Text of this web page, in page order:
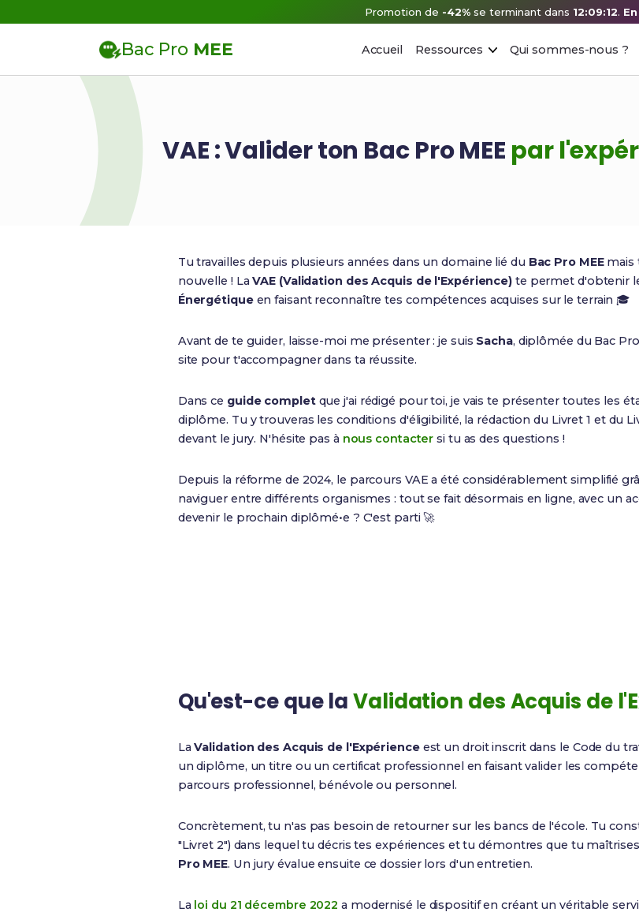
Promotion de-42% se terminant dans12:09:11.
Bac Pro MEE Accueil Ressources Qui sommes-nous ?
VAE : Valider ton Bac Pro MEE par
Tu travailles depuis plusieurs années dans un domaine lié du Bac Pro MEEmais
nouvelle ! LaVAE (Validation des Acquis de l'Expérience) te permet d'obtenir
Énergétiqueen faisant reconnaître tes compétences acquises sur le terrain 🎓
Avant de te guider, laisse-moi me présenter : je suis Sacha, diplômée du Bac
site pour t'accompagner dans ta réussite.
Dans ce guide completque j'ai rédigé pour toi, je vais te présenter toutes les
diplôme. Tu y trouveras les conditions d'éligibilité, la rédaction du Livret 1 et du
devant le jury. N'hésite pas à nous contacter si tu as des questions !
Depuis la réforme de 2024, le parcours VAE a été considérablement simplifié
naviguer entre différents organismes : tout se fait désormais en ligne, avec un
devenir le prochain diplômé•e ? C'est parti 🚀
Qu'est-ce que laValidation des Acquis de
LaValidation des Acquis de l'Expérienceest un droit inscrit dans le Code du
un diplôme, un titre ou un certificat professionnel en faisant valider les
parcours professionnel, bénévole ou personnel.
Concrètement, tu n'as pas besoin de retourner sur les bancs de l'école. Tu
"Livret 2") dans lequel tu décris tes expériences et tu démontres que tu
Pro MEE. Un jury évalue ensuite ce dossier lors d'un entretien.
La loi du 21 décembre 2022 a modernisé le dispositif en créant un véritable